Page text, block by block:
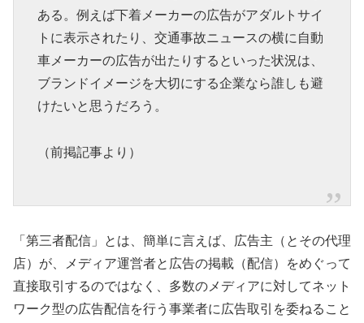
ある。例えば下着メーカーの広告がアダルトサイ
トに表示されたり、交通事故ニュースの横に自動
車メーカーの広告が出たりするといった状況は、
ブランドイメージを大切にする企業なら誰しも避
けたいと思うだろう。
（前掲記事より）
「第三者配信」とは、簡単に言えば、広告主（とその代理
店）が、メディア運営者と広告の掲載（配信）をめぐって
直接取引するのではなく、多数のメディアに対してネット
ワーク型の広告配信を行う事業者に広告取引を委ねること